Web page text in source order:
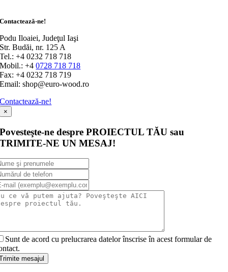
Contactează-ne!
Podu Iloaiei, Judeţul Iaşi
Str. Budăi, nr. 125 A
Tel.: +4 0232 718 718
Mobil.: +40728 718 718
Fax: +4 0232 718 719
Email: shop@euro-wood.ro
Contactează-ne!
×
Povesteşte-ne despre PROIECTUL TĂU sau
TRIMITE-NE UN MESAJ!
Sunt de acord cu prelucrarea datelor înscrise în acest formular de
mesajul